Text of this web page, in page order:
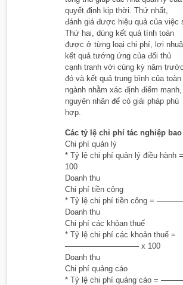
quyết định kịp thời. Thứ nhất,
đánh giá được hiệu quả của việc
Thứ hai, dùng kết quả tính toán
được ở từng loại chi phí, lợi
kết quả tướng ứng của đối thủ
cạnh tranh với cùng kỳ năm
đó và kết quả trung bình của toàn
ngành nhằm xác định điểm
nguyên nhân để có giải pháp phù
hợp.
Các tỷ lệ chi phí tác nghiệp
Chi phí quản lý
* Tỷ lệ chi phí quản lý điều
100
Doanh thu
Chi phí tiền công
* Tỷ lệ chi phí tiền công =
Doanh thu
Chi phí các khỏan thuế
* Tỷ lệ chi phí các khoản thuế =
—————————– x 100
Doanh thu
Chi phí quảng cáo
* Tỷ lệ chi phí quảng cáo =